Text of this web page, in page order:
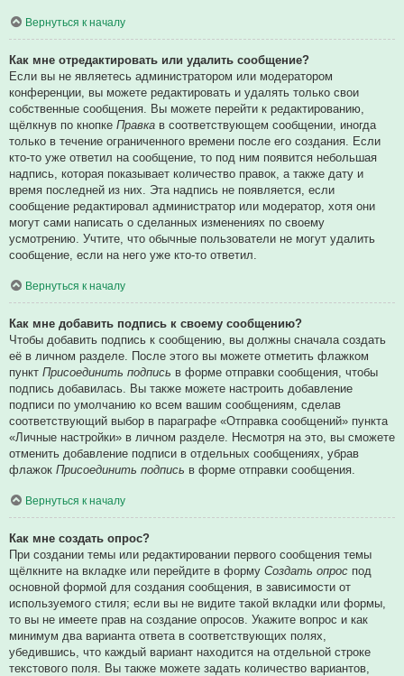
Вернуться к началу
Как мне отредактировать или удалить сообщение?
Если вы не являетесь администратором или модератором
конференции, вы можете редактировать и удалять только свои
собственные сообщения. Вы можете перейти к редактированию,
щёлкнув по кнопке Правка в соответствующем сообщении, иногда
только в течение ограниченного времени после его создания. Если
кто-то уже ответил на сообщение, то под ним появится небольшая
надпись, которая показывает количество правок, а также дату и
время последней из них. Эта надпись не появляется, если
сообщение редактировал администратор или модератор, хотя они
могут сами написать о сделанных изменениях по своему
усмотрению. Учтите, что обычные пользователи не могут удалить
сообщение, если на него уже кто-то ответил.
Вернуться к началу
Как мне добавить подпись к своему сообщению?
Чтобы добавить подпись к сообщению, вы должны сначала создать
её в личном разделе. После этого вы можете отметить флажком
пункт Присоединить подпись в форме отправки сообщения, чтобы
подпись добавилась. Вы также можете настроить добавление
подписи по умолчанию ко всем вашим сообщениям, сделав
соответствующий выбор в параграфе «Отправка сообщений» пункта
«Личные настройки» в личном разделе. Несмотря на это, вы сможете
отменить добавление подписи в отдельных сообщениях, убрав
флажок Присоединить подпись в форме отправки сообщения.
Вернуться к началу
Как мне создать опрос?
При создании темы или редактировании первого сообщения темы
щёлкните на вкладке или перейдите в форму Создать опрос под
основной формой для создания сообщения, в зависимости от
используемого стиля; если вы не видите такой вкладки или формы,
то вы не имеете прав на создание опросов. Укажите вопрос и как
минимум два варианта ответа в соответствующих полях,
убедившись, что каждый вариант находится на отдельной строке
текстового поля. Вы также можете задать количество вариантов,